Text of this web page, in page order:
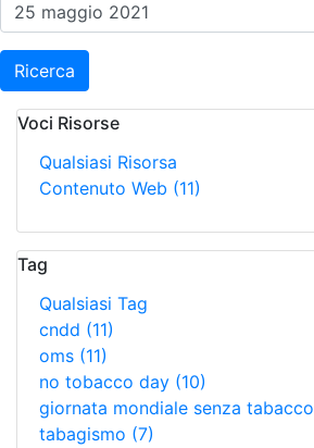
Ricerca
Voci Risorse
Qualsiasi Risorsa
Contenuto Web (11)
Tag
Qualsiasi Tag
cndd (11)
oms (11)
no tobacco day (10)
giornata mondiale senza tabacco
tabagismo (7)